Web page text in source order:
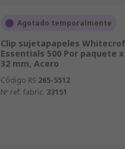
Agotado temporalmente
Clip sujetapapeles
Essentials 500 Por paquete x
32 mm, Acero
Código RS 265-5512
Nº ref. fabric. 33151